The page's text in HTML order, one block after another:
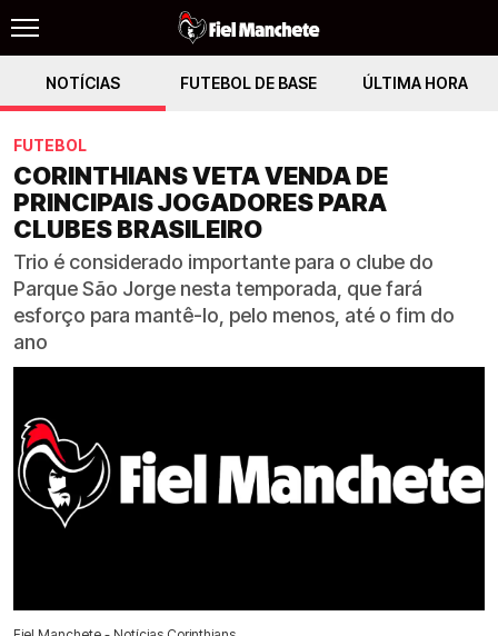
NOTÍCIAS FUTEBOL DE BASE ÚLTIMA HORA
FUTEBOL
CORINTHIANS VETA VENDA DE
PRINCIPAIS JOGADORES PARA
CLUBES BRASILEIRO
Trio é considerado importante para o clube do
Parque São Jorge nesta temporada, que fará
esforço para mantê-lo, pelo menos, até o fim do
ano